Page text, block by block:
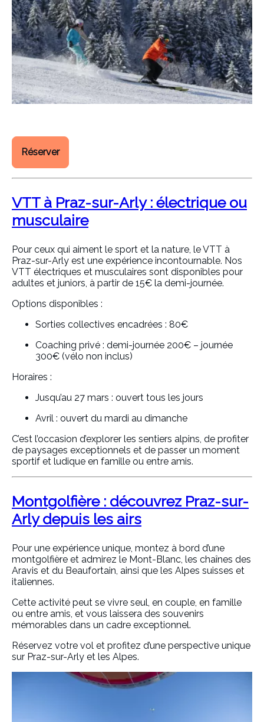
Réserver
VTT à Praz-sur-Arly : électrique ou
musculaire
Pour ceux qui aiment le sport et la nature, le VTT à
Praz-sur-Arly est une expérience incontournable. Nos
VTT électriques et musculaires sont disponibles pour
adultes et juniors, à partir de 15€ la demi-journée.
Options disponibles :
Sorties collectives encadrées : 80€
Coaching privé : demi-journée 200€ – journée
300€ (vélo non inclus)
Horaires :
Jusqu’au 27 mars : ouvert tous les jours
Avril : ouvert du mardi au dimanche
C’est l’occasion d’explorer les sentiers alpins, de profiter
de paysages exceptionnels et de passer un moment
sportif et ludique en famille ou entre amis.
Montgolfière : découvrez Praz-sur-
Arly depuis les airs
Pour une expérience unique, montez à bord d’une
montgolfière et admirez le Mont-Blanc, les chaînes des
Aravis et du Beaufortain, ainsi que les Alpes suisses et
italiennes.
Cette activité peut se vivre seul, en couple, en famille
ou entre amis, et vous laissera des souvenirs
mémorables dans un cadre exceptionnel.
Réservez votre vol et profitez d’une perspective unique
sur Praz-sur-Arly et les Alpes.